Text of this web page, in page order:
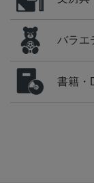
バラエ
書籍・